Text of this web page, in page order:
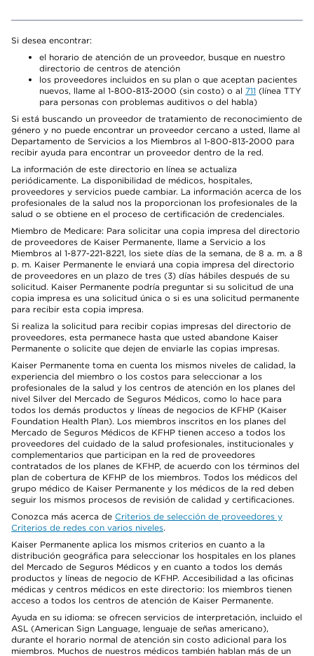
Si desea encontrar:
el horario de atención de un proveedor, busque en nuestro
directorio de centros de atención
los proveedores incluidos en su plan o que aceptan pacientes
nuevos, llame al 1-800-813-2000 (sin costo) o al 711 (línea TTY
para personas con problemas auditivos o del habla)
Si está buscando un proveedor de tratamiento de reconocimiento de
género y no puede encontrar un proveedor cercano a usted, llame al
Departamento de Servicios a los Miembros al 1-800-813-2000 para
recibir ayuda para encontrar un proveedor dentro de la red.
La información de este directorio en línea se actualiza
periódicamente. La disponibilidad de médicos, hospitales,
proveedores y servicios puede cambiar. La información acerca de los
profesionales de la salud nos la proporcionan los profesionales de la
salud o se obtiene en el proceso de certificación de credenciales.
Miembro de Medicare: Para solicitar una copia impresa del directorio
de proveedores de Kaiser Permanente, llame a Servicio a los
Miembros al 1-877-221-8221, los siete días de la semana, de 8 a. m. a 8
p. m. Kaiser Permanente le enviará una copia impresa del directorio
de proveedores en un plazo de tres (3) días hábiles después de su
solicitud. Kaiser Permanente podría preguntar si su solicitud de una
copia impresa es una solicitud única o si es una solicitud permanente
para recibir esta copia impresa.
Si realiza la solicitud para recibir copias impresas del directorio de
proveedores, esta permanece hasta que usted abandone Kaiser
Permanente o solicite que dejen de enviarle las copias impresas.
Kaiser Permanente toma en cuenta los mismos niveles de calidad, la
experiencia del miembro o los costos para seleccionar a los
profesionales de la salud y los centros de atención en los planes del
nivel Silver del Mercado de Seguros Médicos, como lo hace para
todos los demás productos y líneas de negocios de KFHP (Kaiser
Foundation Health Plan). Los miembros inscritos en los planes del
Mercado de Seguros Médicos de KFHP tienen acceso a todos los
proveedores del cuidado de la salud profesionales, institucionales y
complementarios que participan en la red de proveedores
contratados de los planes de KFHP, de acuerdo con los términos del
plan de cobertura de KFHP de los miembros. Todos los médicos del
grupo médico de Kaiser Permanente y los médicos de la red deben
seguir los mismos procesos de revisión de calidad y certificaciones.
Conozca más acerca de Criterios de selección de proveedores y
Criterios de redes con varios niveles.
Kaiser Permanente aplica los mismos criterios en cuanto a la
distribución geográfica para seleccionar los hospitales en los planes
del Mercado de Seguros Médicos y en cuanto a todos los demás
productos y líneas de negocio de KFHP. Accesibilidad a las oficinas
médicas y centros médicos en este directorio: los miembros tienen
acceso a todos los centros de atención de Kaiser Permanente.
Ayuda en su idioma: se ofrecen servicios de interpretación, incluido el
ASL (American Sign Language, lenguaje de señas americano),
durante el horario normal de atención sin costo adicional para los
miembros. Muchos de nuestros médicos también hablan más de un